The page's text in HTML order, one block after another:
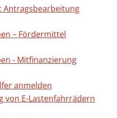
Antragsbearbeitung
– Fördermittel
- Mitfinanzierung
anmelden
von E-Lastenfahrrädern